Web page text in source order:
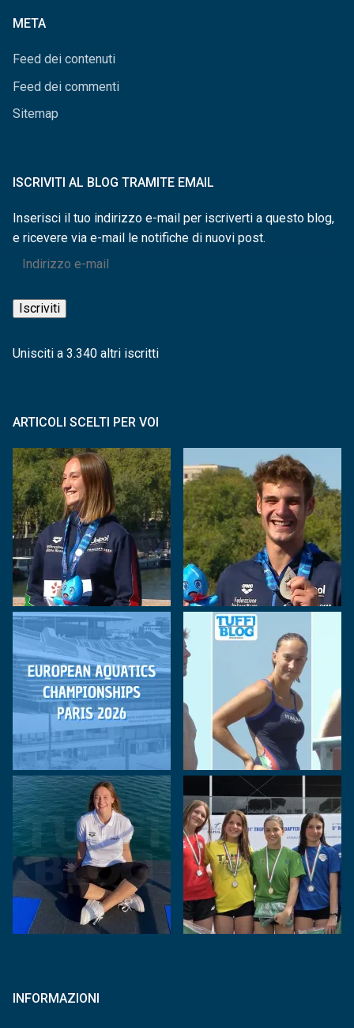
META
Feed dei contenuti
Feed dei commenti
Sitemap
ISCRIVITI AL BLOG TRAMITE EMAIL
Inserisci il tuo indirizzo e-mail per iscriverti a questo blog,
e ricevere via e-mail le notifiche di nuovi post.
Indirizzo
mail
Iscriviti
Unisciti a 3.340 altri iscritti
ARTICOLI SCELTI PER VOI
INFORMAZIONI